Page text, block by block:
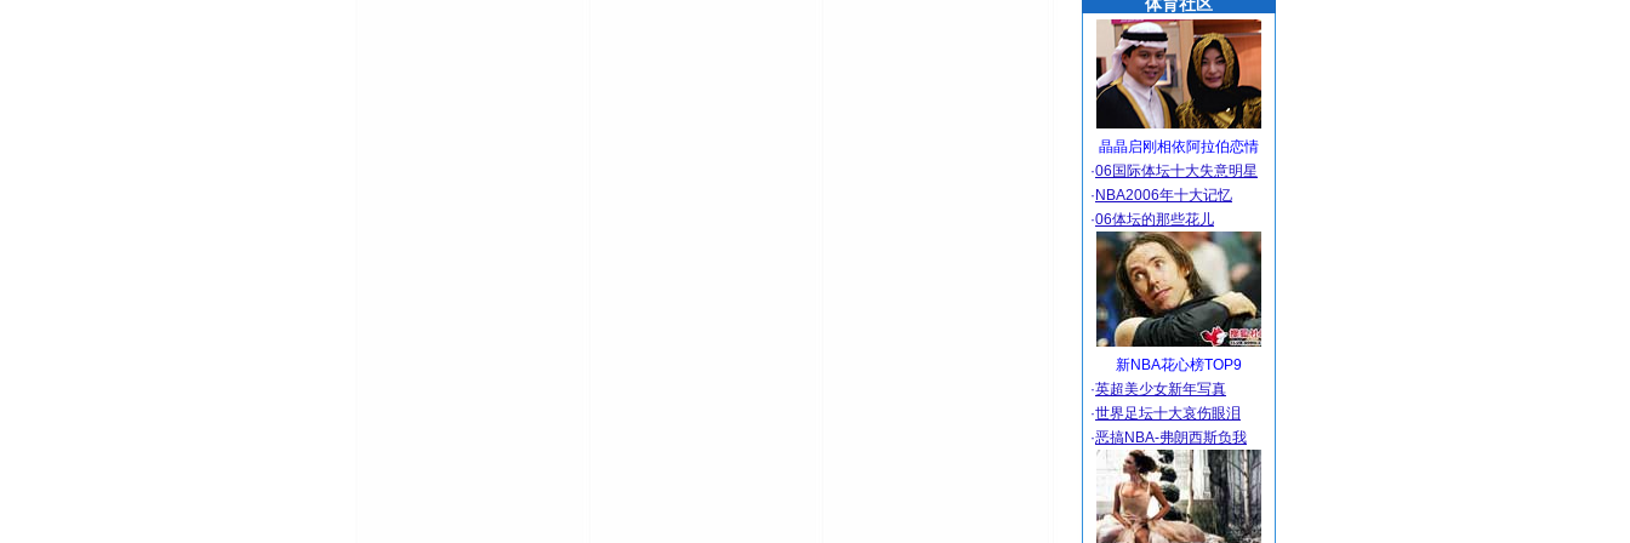
晶晶启刚相依阿拉伯恋情
·06国际体坛十大失意明星
· NBA2006年十大记忆
·06体坛的那些花儿
新NBA花心榜TOP9
·英超美少女新年写真
·世界足坛十大哀伤眼泪
·恶搞NBA-弗朗西斯负我